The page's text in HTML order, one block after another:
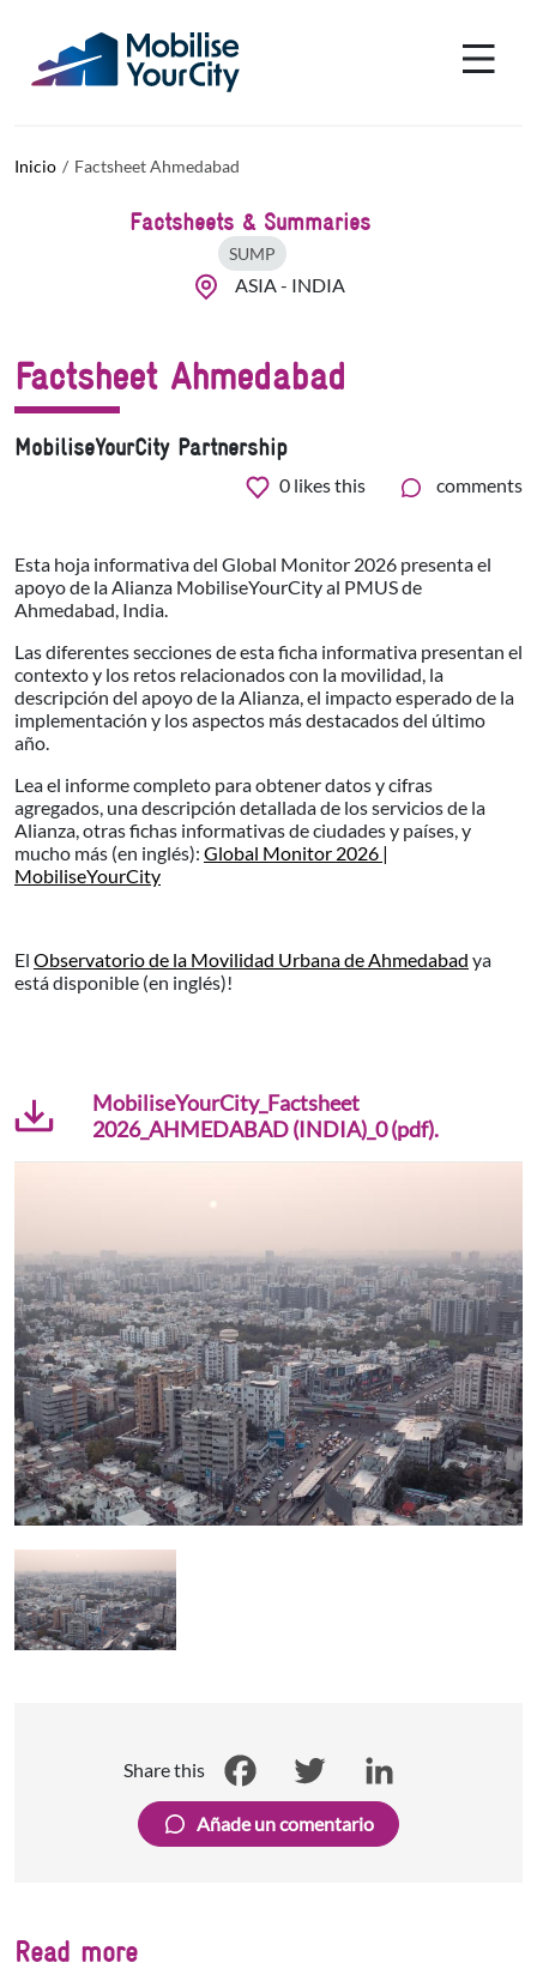
Inicio Factsheet Ahmedabad
Factsheets & Summaries
SUMP
ASIA- INDIA
Factsheet Ahmedabad
MobiliseYourCity Partnership
0 likes this comments
Esta hoja informativa del Global Monitor 2026 presenta el
apoyo de la Alianza MobiliseYourCity al PMUS de
Ahmedabad, India.
Las diferentes secciones de esta ficha informativa presentan el
contexto y los retos relacionados con la movilidad, la
descripción del apoyo de la Alianza, el impacto esperado de la
implementación y los aspectos más destacados del último
año.
Lea el informe completo para obtener datos y cifras
agregados, una descripción detallada de los servicios de la
Alianza, otras fichas informativas de ciudades y países, y
mucho más (en inglés): Global Monitor 2026 |
MobiliseYourCity
El Observatorio de la Movilidad Urbana de Ahmedabad ya
está disponible (en inglés)!
MobiliseYourCity_Factsheet
2026_AHMEDABAD (INDIA)_0 (pdf).
Share this
Facebook Twitter LinkedIn
Añade un comentario
Read more